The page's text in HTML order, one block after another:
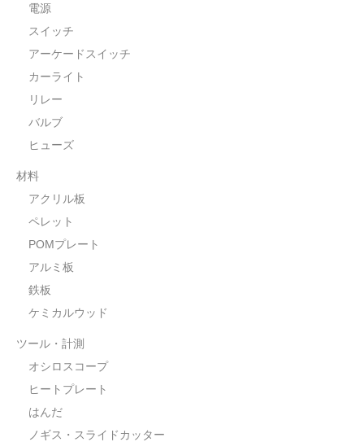
電源
スイッチ
アーケードスイッチ
カーライト
リレー
バルブ
ヒューズ
材料
アクリル板
ペレット
POMプレート
アルミ板
鉄板
ケミカルウッド
ツール・計測
オシロスコープ
ヒートプレート
はんだ
ノギス・スライドカッター